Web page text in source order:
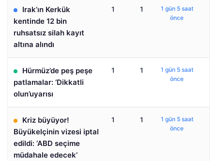
Irak’ın Kerkük
kentinde 12 bin
ruhsatsız silah kayıt
altına alındı
1 1
1 gün 5 saat
önce
Hürmüz’de peş peşe
patlamalar: ‘Dikkatli
olun’uyarısı
1 1
1 gün 5 saat
önce
Kriz büyüyor!
Büyükelçinin vizesi iptal
edildi: ‘ABD seçime
müdahale edecek’
1 1
1 gün 5 saat
önce